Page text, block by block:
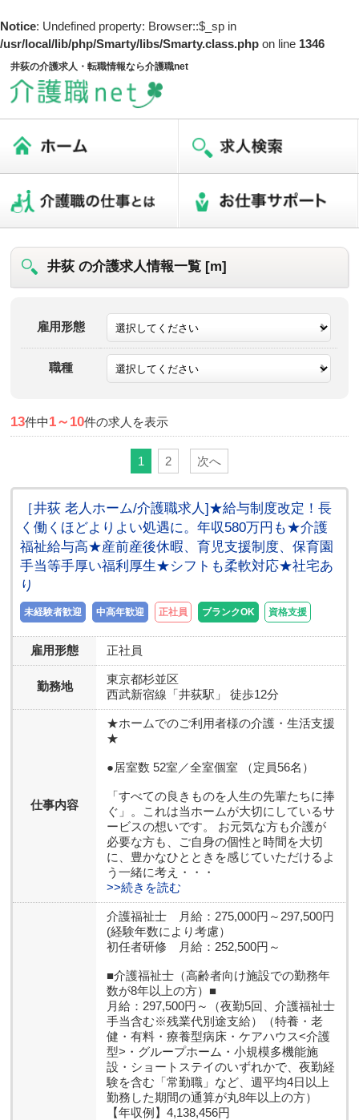
Notice: Undefined property: Browser::$_sp in
/usr/local/lib/php/Smarty/libs/Smarty.class.php on line 1346
井荻の介護求人・転職情報なら介護職net
井荻 の介護求人情報一覧 [m]
雇用形態
職種
13件中1～10件の求人を表示
1 2 次へ
［井荻 老人ホーム/介護職求人]★給与制度改定！長
く働くほどよりよい処遇に。年収580万円も★介護
福祉給与高★産前産後休暇、育児支援制度、保育園
手当等手厚い福利厚生★シフトも柔軟対応★社宅あ
り
未経験者歓迎 中高年歓迎 正社員 ブランクOK 資格支援
雇用形態 正社員
勤務地
東京都杉並区
西武新宿線「井荻駅」 徒歩12分
仕事内容
★ホームでのご利用者様の介護・生活支援
★
●居室数 52室／全室個室 （定員56名）
「すべての良きものを人生の先輩たちに捧
ぐ」。これは当ホームが大切にしているサ
ービスの想いです。 お元気な方も介護が
必要な方も、ご自身の個性と時間を大切
に、豊かなひとときを感じていただけるよ
う一緒に考え・・・
>>続きを読む
介護福祉士 月給：275,000円～297,500円
(経験年数により考慮）
初任者研修 月給：252,500円～
■介護福祉士（高齢者向け施設での勤務年
数が8年以上の方）■
月給：297,500円～（夜勤5回、介護福祉士
手当含む※残業代別途支給）（特養・老
健・有料・療養型病床・ケアハウス<介護
型>・グループホーム・小規模多機能施
設・ショートステイのいずれかで、夜勤経
験を含む「常勤職」など、週平均4日以上
勤務した期間の通算が丸8年以上の方）
【年収例】4,138,456円